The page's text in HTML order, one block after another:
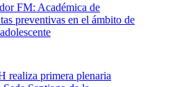
FM: Académica de
preventivas en el ámbito de
realiza primera plenaria